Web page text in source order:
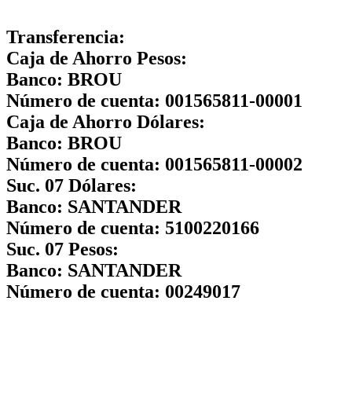
Transferencia:
Caja de Ahorro Pesos:
Banco: BROU
Número de cuenta: 001565811-00001
Caja de Ahorro Dólares:
Banco: BROU
Número de cuenta: 001565811-00002
Suc. 07 Dólares:
Banco: SANTANDER
Número de cuenta: 5100220166
Suc. 07 Pesos:
Banco: SANTANDER
Número de cuenta: 00249017